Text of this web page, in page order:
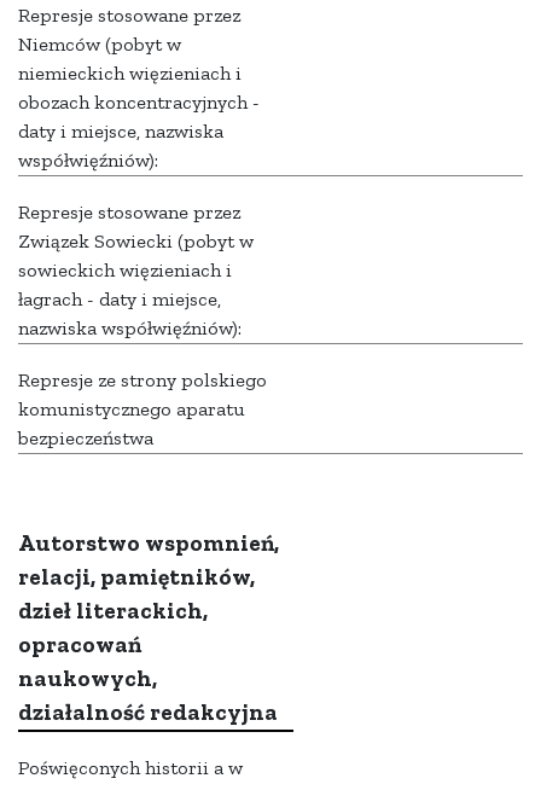
Represje stosowane przez
Niemców (pobyt w
niemieckich więzieniach i
obozach koncentracyjnych -
daty i miejsce, nazwiska
współwięźniów):
Represje stosowane przez
Związek Sowiecki (pobyt w
sowieckich więzieniach i
łagrach - daty i miejsce,
nazwiska współwięźniów):
Represje ze strony polskiego
komunistycznego aparatu
bezpieczeństwa
Autorstwo wspomnień,
relacji, pamiętników,
dzieł literackich,
opracowań
naukowych,
działalność redakcyjna
Poświęconych historii a w